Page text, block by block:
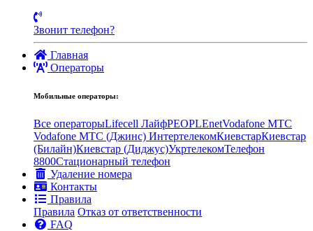
Звонит телефон?
Главная
Операторы
Мобильные операторы:
Все операторыLifecell ЛайфPEOPLEnetVodafone MTC
Vodafone МТС (Джинс) ИнтертелекомКиевстарКиевстар
(Билайн)Киевстар (Диджус)УкртелекомТелефон
8800Стационарный телефон
Удаление номера
Контакты
Правила
Правила Отказ от ответственности
FAQ